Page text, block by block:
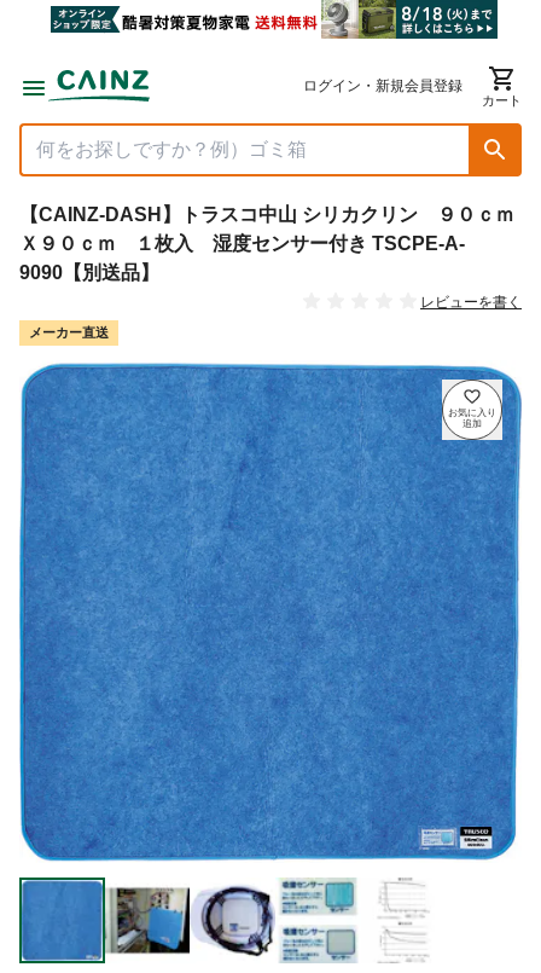
ログイン・新規会員登録
カート
【CAINZ-DASH】トラスコ中山 シリカクリン ９０ｃｍ
Ｘ９０ｃｍ １枚入 湿度センサー付き TSCPE-A-
9090【別送品】
レビューを書く
メーカー直送